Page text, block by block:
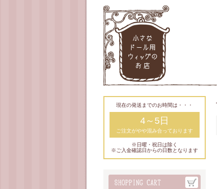
現在の発送までのお時間は・・・
4～5日
ご注文がやや混み合っております
※日曜・祝日は除く
※ご入金確認日からの日数となります